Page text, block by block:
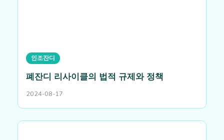
인조잔디
폐잔디 리사이클의 법적 규제와 정책
2024-08-17